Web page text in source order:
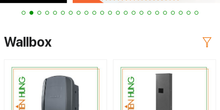
Wallbox